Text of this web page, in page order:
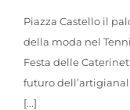
Piazza Castello il
della moda nel
Festa delle
futuro
[...]